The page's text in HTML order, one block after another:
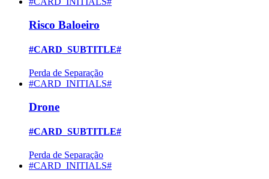
Risco Baloeiro
#CARD_SUBTITLE#
Perda de Separação
#CARD_INITIALS#
Drone
#CARD_SUBTITLE#
Perda de Separação
#CARD_INITIALS#